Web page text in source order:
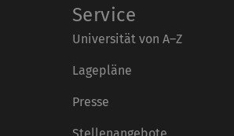
Service
Universität von A–Z
Lagepläne
Presse